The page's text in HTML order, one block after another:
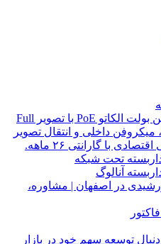
تحت شبکه
آنالوگ
در اصفهان | مشاوره،